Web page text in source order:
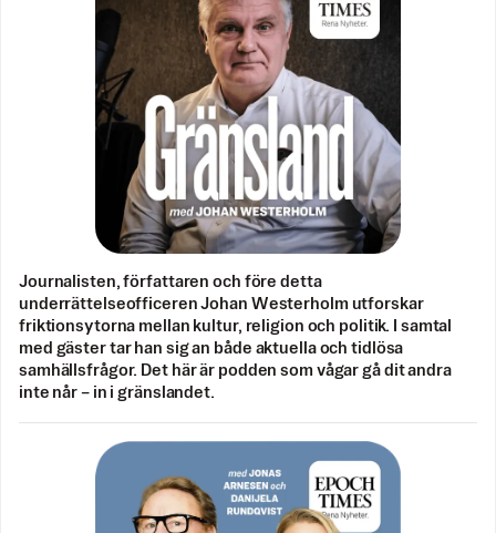
Journalisten, författaren och före detta
underrättelseofficeren Johan Westerholm utforskar
friktionsytorna mellan kultur, religion och politik. I samtal
med gäster tar han sig an både aktuella och tidlösa
samhällsfrågor. Det här är podden som vågar gå dit andra
inte når – in i gränslandet.